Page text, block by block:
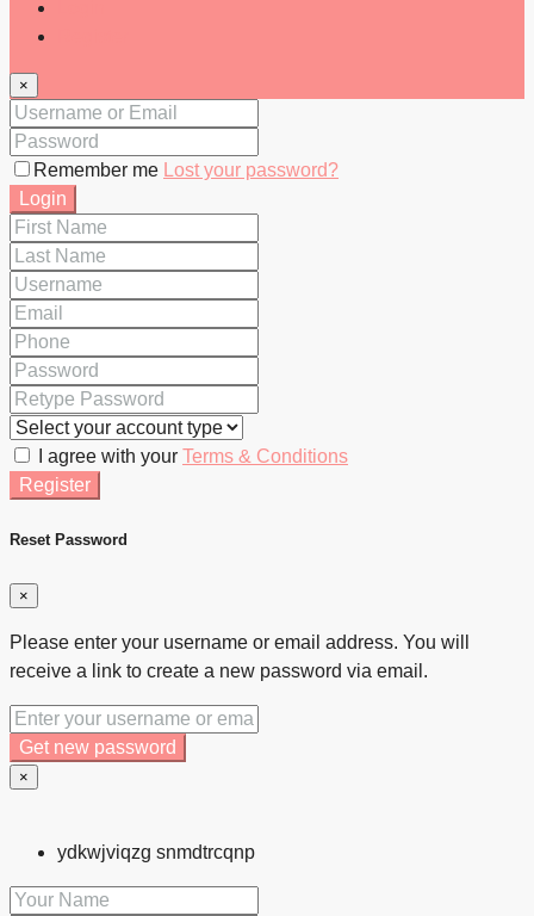
×
Remember me Lost your password?
Login
I agree with your Terms & Conditions
Register
Reset Password
×
Please enter your username or email address. You will
receive a link to create a new password via email.
Get new password
×
ydkwjviqzg snmdtrcqnp